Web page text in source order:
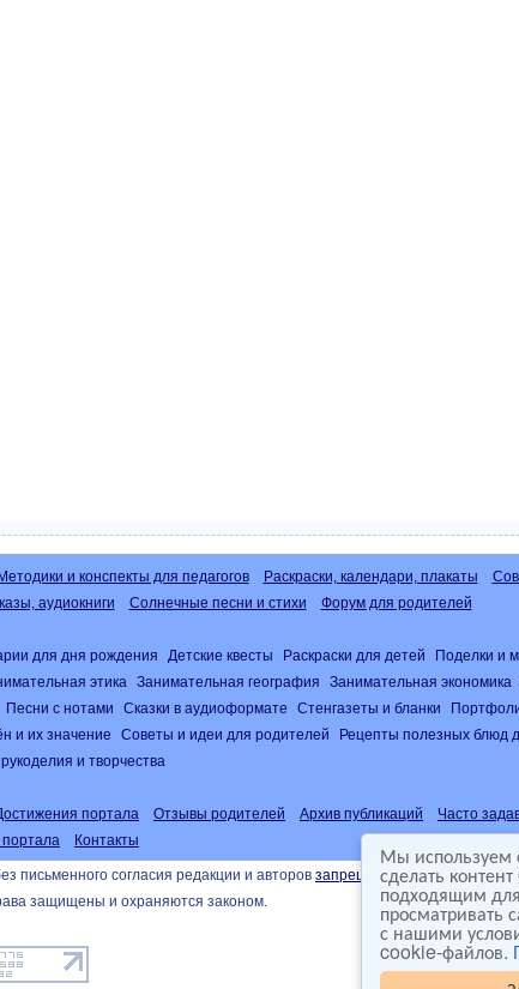
Мы
сделать
подходящим
просматривать
с нашими
cookie-файлов.
Методики и конспекты для педагогов Раскраски, календари, плакаты
аудиокниги Солнечные песни и стихи Форум для родителей
для дня рождения Детские квесты Раскраски для детей
Поделки и
этика Занимательная география Занимательная экономика
Песни с нотами Сказки в аудиоформате Стенгазеты и бланки
и их значение Советы и идеи для родителей Рецепты полезных блюд
и творчества
портала Отзывы родителей Архив публикаций
Часто
Контакты
письменного согласия редакции и авторов запрещена
защищены и охраняются законом.